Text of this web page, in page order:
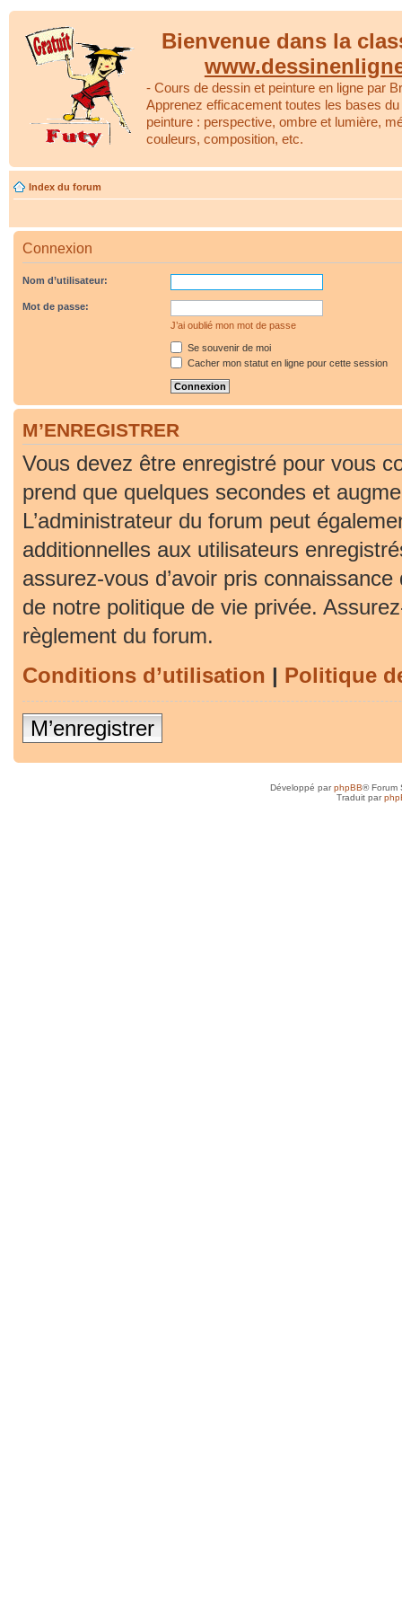
Bienvenue dans la
- Cours de dessin et peinture en ligne par
Apprenez efficacement toutes les bases
peinture : perspective, ombre et lumière,
couleurs, composition, etc.
Index du forum
Connexion
Nom d’utilisateur:
Mot de passe:
J’ai oublié mon mot de passe
Se souvenir de moi
Cacher mon statut en ligne pour cette session
M’ENREGISTRER
Vous devez être enregistré pour vous
prend que quelques secondes et
L’administrateur du forum peut
additionnelles aux utilisateurs
assurez-vous d’avoir pris
de notre politique de vie privée.
règlement du forum.
Conditions d’utilisation | Politique
M’enregistrer
Développé parphpBB® Forum
Traduit par